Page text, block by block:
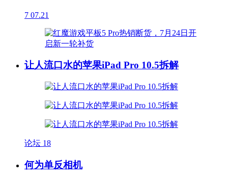
7 07.21
让人流口水的苹果iPad Pro 10.5拆解
论坛 18
何为单反相机